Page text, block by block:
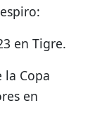
en Tigre.
la Copa
en